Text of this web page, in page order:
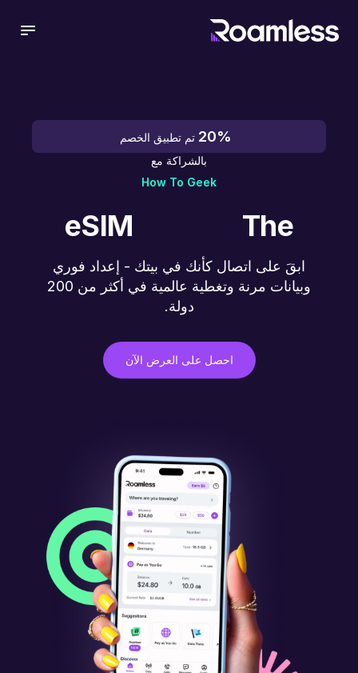
20% تم تطبيق الخصم
بالشراكة مع
How To Geek
The
eSIM
ابقَ على اتصال كأنك في بيتك - إعداد فوري
وبيانات مرنة وتغطية عالمية في أكثر من 200
دولة.
احصل على العرض الآن